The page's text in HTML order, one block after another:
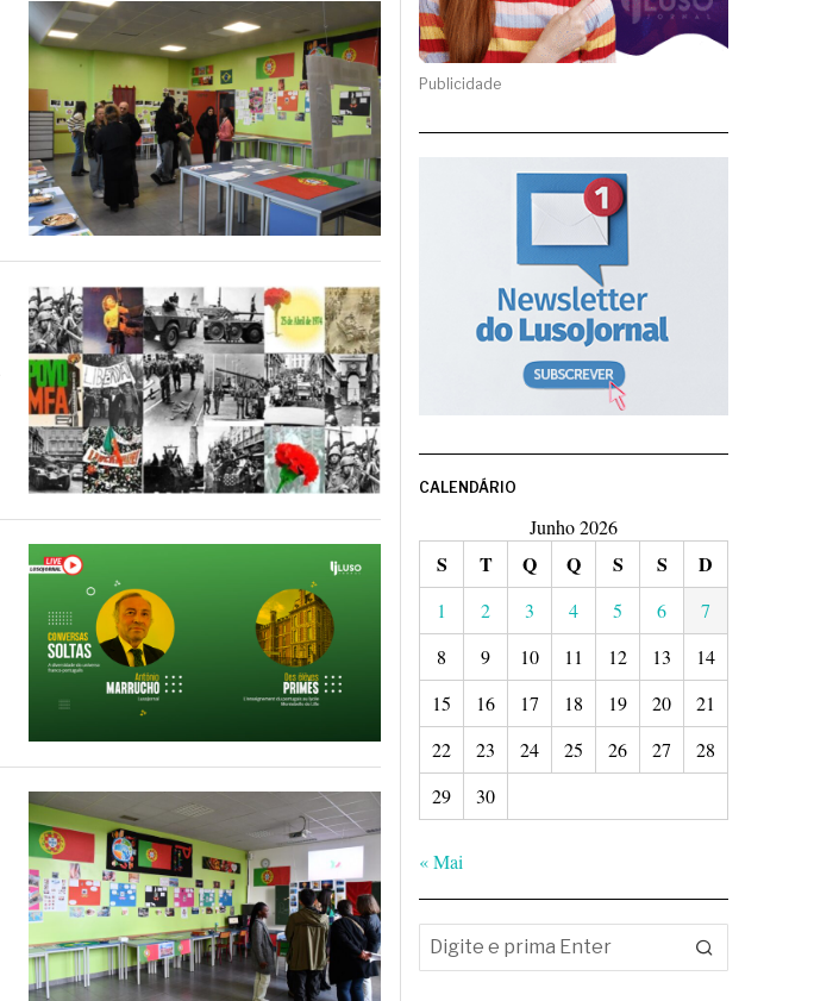
Publicidade
CALENDÁRIO
Junho 2026
S T Q Q S S D
1 2 3 4 5 6
7
8
9 10 11 12 13
14
15
16 17 18 19 20
21
22
23 24 25 26 27
28
29
30
« Mai